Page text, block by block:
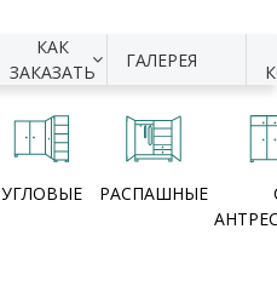
КАК
ЗАКАЗАТЬ
ГАЛЕРЕЯ
УГЛОВЫЕ РАСПАШНЫЕ